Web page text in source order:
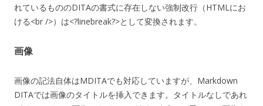
れているもののDITAの書式に存在しない強制改行（HTMLにお
ける<br />）は<?linebreak?>として変換されます。
画像
画像の記法自体はMDITAでも対応していますが、Markdown
DITAでは画像のタイトルを挿入できます。タイトルなしであれ